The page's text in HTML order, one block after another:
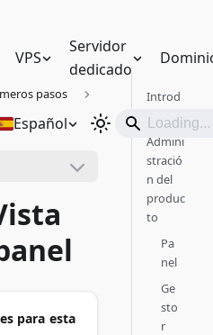
VPS
Servidor
dedicado
Español
pasos
para esta
Introd
ucción
Admini
stració
n del
produc
to
Pa
nel
Ge
sto
r